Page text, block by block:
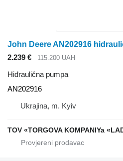
2.239 € 115.200 UAH
Hidraulična pumpa
AN202916
Ukrajina, m. Kyiv
TOV «TORGOVA KOMPANIYa